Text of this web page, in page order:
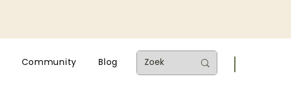
Community Blog